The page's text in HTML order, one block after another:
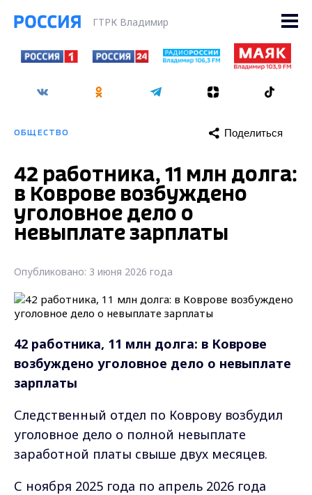
ГТРК Владимир
ОБЩЕСТВО Поделиться
42 работника, 11 млн долга:
в Коврове возбуждено
уголовное дело о
невыплате зарплаты
Опубликовано: 3 июня 2026 года
42 работника, 11 млн долга: в Коврове
возбуждено уголовное дело о невыплате
зарплаты
Следственный отдел по Коврову возбудил
уголовное дело о полной невыплате
заработной платы свыше двух месяцев.
С ноября 2025 года по апрель 2026 года